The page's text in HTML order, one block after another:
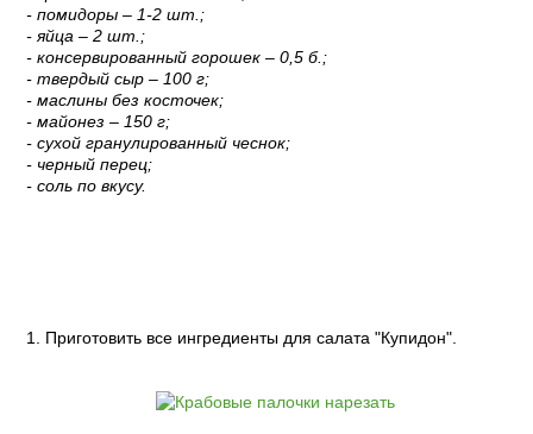
- помидоры – 1-2 шт.;
- яйца – 2 шт.;
- консервированный горошек – 0,5 б.;
- твердый сыр – 100 г;
- маслины без косточек;
- майонез – 150 г;
- сухой гранулированный чеснок;
- черный перец;
- соль по вкусу.
1. Приготовить все ингредиенты для салата "Купидон".